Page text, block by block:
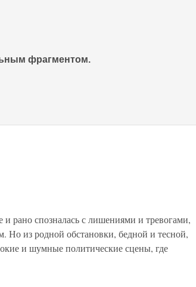
фрагментом.
рано спозналась с лишениями и тревогами,
из родной обстановки, бедной и тесной,
и шумные политические сцены, где